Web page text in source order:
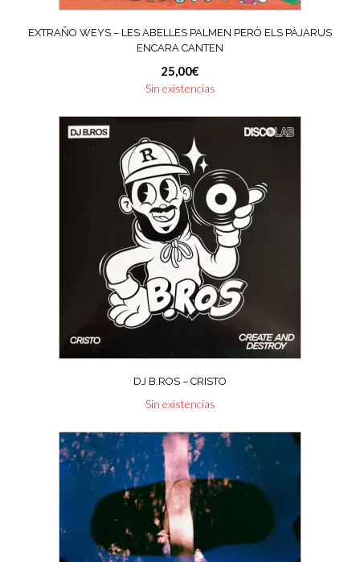
EXTRAÑO WEYS – LES ABELLES PALMEN PERÒ ELS PÀJARUS
ENCARA CANTEN
25,00€
Sin existencias
DJ B.ROS – CRISTO
Sin existencias